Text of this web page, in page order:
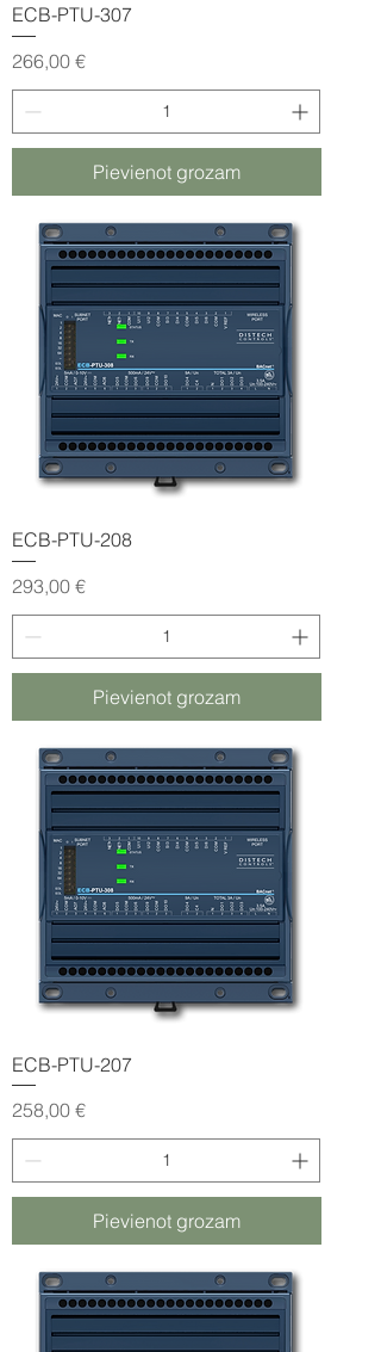
ECB-PTU-307
Cena
266,00 €
Pievienot grozam
ECB-PTU-208
Cena
293,00 €
Pievienot grozam
ECB-PTU-207
Cena
258,00 €
Pievienot grozam